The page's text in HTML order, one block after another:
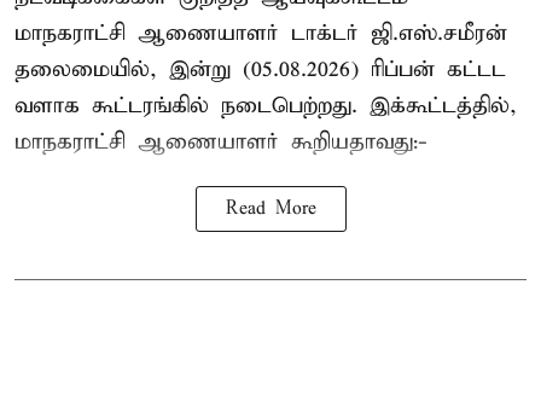
மாநகராட்சி ஆணையாளர் டாக்டர் ஜி.எஸ்.சமீரன்
தலைமையில், இன்று (05.08.2026) ரிப்பன் கட்டட
வளாக கூட்டரங்கில் நடைபெற்றது. இக்கூட்டத்தில்,
மாநகராட்சி ஆணையாளர் கூறியதாவது:-
Read More